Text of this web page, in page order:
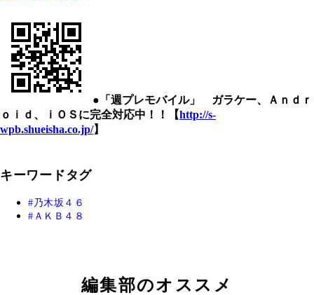
●「週プレモバイル」 ガラケー、Ａｎｄｒ
ｏｉｄ、ｉＯＳに完全対応中！！【http://s-
wpb.shueisha.co.jp/】
キーワードタグ
乃木坂４６
ＡＫＢ４８
編集部のオススメ